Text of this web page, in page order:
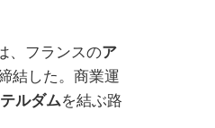
、フランスのア
結した。商業運
ルダムを結ぶ路